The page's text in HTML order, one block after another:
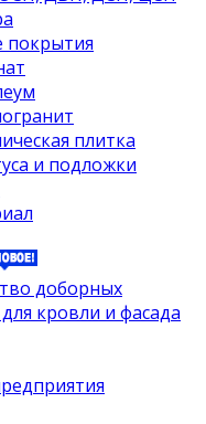
покрытия
плитка
и подложки
доборных
кровли и фасада